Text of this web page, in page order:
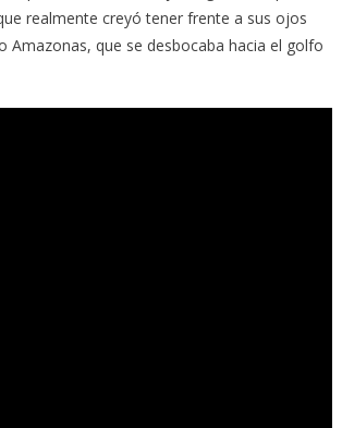
realmente creyó tener frente a sus ojos
Amazonas, que se desbocaba hacia el golfo